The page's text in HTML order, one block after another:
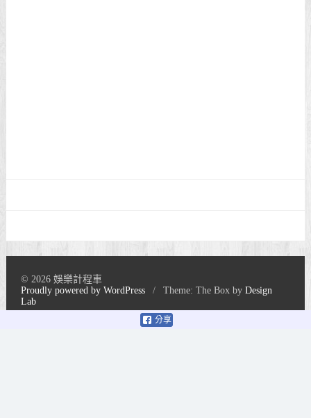
分享
© 2026 娛樂計程車
Proudly powered by WordPress
/ Theme: The Box byDesign
Lab